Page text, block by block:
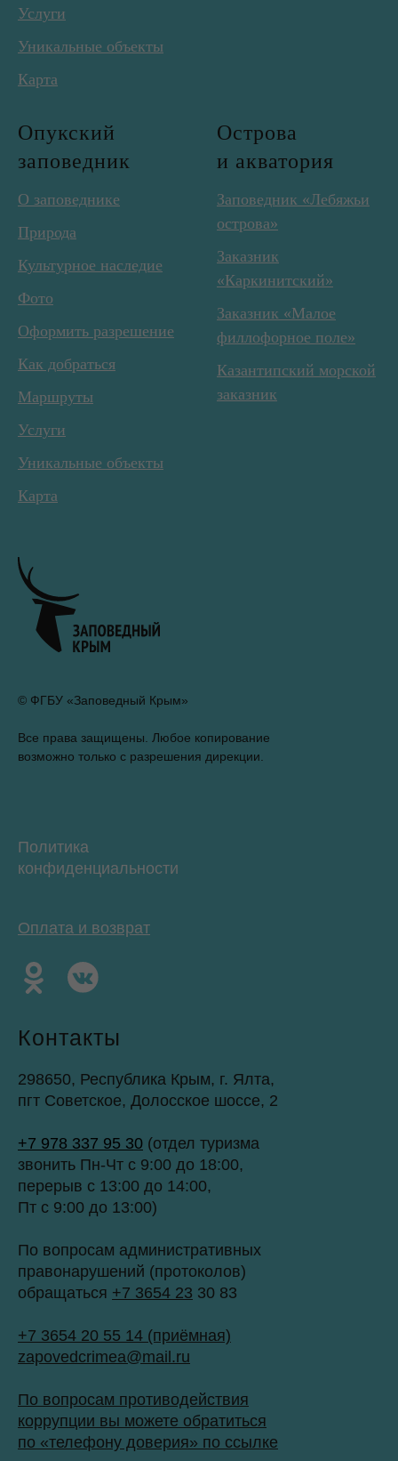
Услуги
Уникальные объекты
Карта
Опукский
заповедник
О заповеднике
Природа
Культурное наследие
Фото
Оформить разрешение
Как добраться
Маршруты
Услуги
Уникальные объекты
Карта
Острова
и акватория
Заповедник «Лебяжьи
острова»
Заказник
«Каркинитский»
Заказник «Малое
филлофорное поле»
Казантипский морской
заказник
Политика
конфиденциальности
Оплата и возврат
Контакты
298650, Республика Крым, г. Ялта,
пгт Советское, Долосское шоссе, 2
+7 978 337 95 30 (отдел туризма
звонить Пн-Чт с 9:00 до 18:00,
перерыв с 13:00 до 14:00,
Пт с 9:00 до 13:00)
По вопросам административных
правонарушений (протоколов)
обращаться +7 3654 23 30 83
+7 3654 20 55 14 (приёмная)
zapovedcrimea@mail.ru
По вопросам противодействия
коррупции вы можете обратиться
по «телефону доверия» по ссылке
© ФГБУ «Заповедный Крым»
Все права защищены. Любое копирование
возможно только с разрешения дирекции.